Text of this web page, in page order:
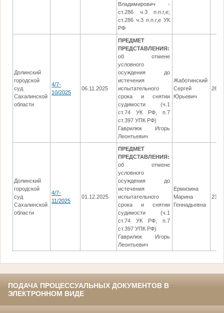
Владимирович -
ст.286 ч.3 п.п.г,е;
ст.286 ч.3 п.п.г,е УК
РФ
Долинский
городской
суд
Сахалинской
области
4/7-
10/2025
06.11.2025
ПРЕДМЕТ
ПРЕДСТАВЛЕНИЯ:
об отмене
условного
осуждения до
истечения
испытательного
срока и снятии
судимости (ч.1
ст.74 УК РФ, п.7
ст.397 УПК РФ)
Гаврилюк Игорь
Леонтьевич
Жаботинский
Сергей
Юрьевич
Долинский
городской
суд
Сахалинской
области
4/7-
11/2025
01.12.2025
ПРЕДМЕТ
ПРЕДСТАВЛЕНИЯ:
об отмене
условного
осуждения до
истечения
испытательного
срока и снятии
судимости (ч.1
ст.74 УК РФ, п.7
ст.397 УПК РФ)
Гаврилюк Игорь
Леонтьевич
Ермизина
Марина
Геннадьевна
ПОДАЧА ПРОЦЕССУАЛЬНЫХ ДОКУМЕНТОВ В
ЭЛЕКТРОННОМ ВИДЕ